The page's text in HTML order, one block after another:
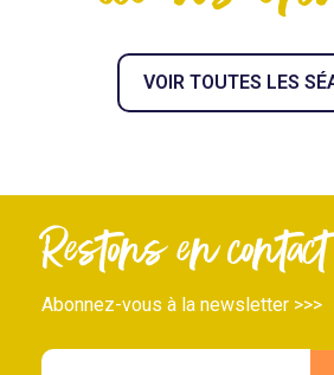
VOIR TOUTES LES
Restons en
Abonnez-vous à la newsletter >>>